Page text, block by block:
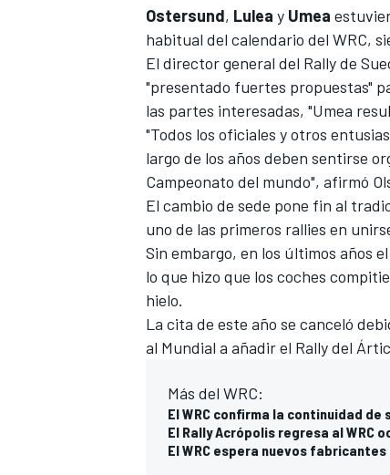
Ostersund, Lulea y Umea
habitual del calendario del WRC,
El director general del Rally de
"presentado fuertes propuestas"
las partes interesadas, "Umea
"Todos los oficiales y otros
largo de los años deben sentirse
Campeonato del mundo", afirmó
El cambio de sede pone fin al
uno de las primeros rallies en
Sin embargo, en los últimos años
lo que hizo que los coches
hielo.
La cita de este año se canceló
al Mundial a añadir el Rally del
Más del WRC:
El WRC confirma la continuidad
El Rally Acrópolis regresa al WRC
El WRC espera nuevos